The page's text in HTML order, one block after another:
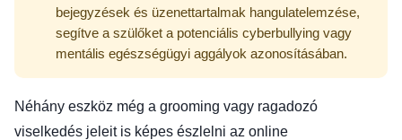
bejegyzések és üzenettartalmak hangulatelemzése,
segítve a szülőket a potenciális cyberbullying vagy
mentális egészségügyi aggályok azonosításában.
Néhány eszköz még a grooming vagy ragadozó
viselkedés jeleit is képes észlelni az online